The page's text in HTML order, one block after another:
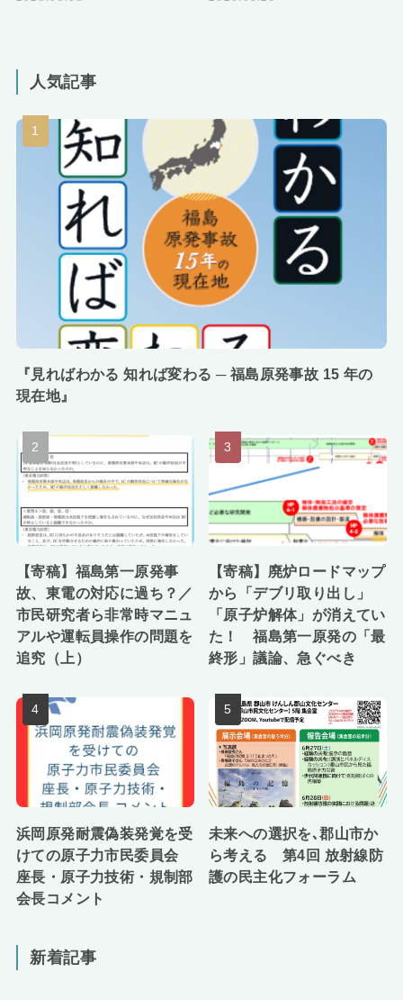
人気記事
『見ればわかる 知れば変わる ─ 福島原発事故 15 年の
現在地』
【寄稿】福島第一原発事
故、東電の対応に過ち？／
市民研究者ら非常時マニュ
アルや運転員操作の問題を
追究（上）
【寄稿】廃炉ロードマップ
から「デブリ取り出し」
「原子炉解体」が消えてい
た！ 福島第一原発の「最
終形」議論、急ぐべき
浜岡原発耐震偽装発覚を受
けての原子力市民委員会
座長・原子力技術・規制部
会長コメント
未来への選択を､郡山市か
ら考える 第4回 放射線防
護の民主化フォーラム
新着記事